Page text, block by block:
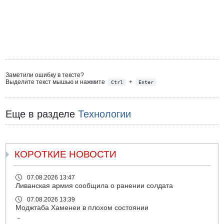
Заметили ошибку в тексте?
Выделите текст мышью и нажмите
Ctrl + Enter
Еще в разделеТехнологии
КОРОТКИЕ НОВОСТИ
07.08.2026 13:47
Ливанская армия сообщила о ранении солдата
07.08.2026 13:39
Моджтаба Хаменеи в плохом состоянии